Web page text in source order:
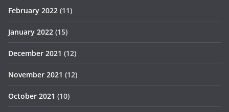
February 2022 (11)
January 2022 (15)
December 2021 (12)
November 2021 (12)
October 2021 (10)